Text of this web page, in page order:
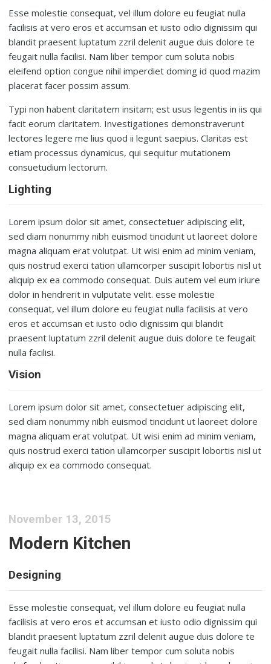
Esse molestie consequat, vel illum dolore eu feugiat nulla
facilisis at vero eros et accumsan et iusto odio dignissim qui
blandit praesent luptatum zzril delenit augue duis dolore te
feugait nulla facilisi. Nam liber tempor cum soluta nobis
eleifend option congue nihil imperdiet doming id quod mazim
placerat facer possim assum.
Typi non habent claritatem insitam; est usus legentis in iis qui
facit eorum claritatem. Investigationes demonstraverunt
lectores legere me lius quod ii legunt saepius. Claritas est
etiam processus dynamicus, qui sequitur mutationem
consuetudium lectorum.
Lighting
Lorem ipsum dolor sit amet, consectetuer adipiscing elit,
sed diam nonummy nibh euismod tincidunt ut laoreet dolore
magna aliquam erat volutpat. Ut wisi enim ad minim veniam,
quis nostrud exerci tation ullamcorper suscipit lobortis nisl ut
aliquip ex ea commodo consequat. Duis autem vel eum iriure
dolor in hendrerit in vulputate velit. esse molestie
consequat, vel illum dolore eu feugiat nulla facilisis at vero
eros et accumsan et iusto odio dignissim qui blandit
praesent luptatum zzril delenit augue duis dolore te feugait
nulla facilisi.
Vision
Lorem ipsum dolor sit amet, consectetuer adipiscing elit,
sed diam nonummy nibh euismod tincidunt ut laoreet dolore
magna aliquam erat volutpat. Ut wisi enim ad minim veniam,
quis nostrud exerci tation ullamcorper suscipit lobortis nisl ut
aliquip ex ea commodo consequat.
November 13, 2015
Modern Kitchen
Designing
Esse molestie consequat, vel illum dolore eu feugiat nulla
facilisis at vero eros et accumsan et iusto odio dignissim qui
blandit praesent luptatum zzril delenit augue duis dolore te
feugait nulla facilisi. Nam liber tempor cum soluta nobis